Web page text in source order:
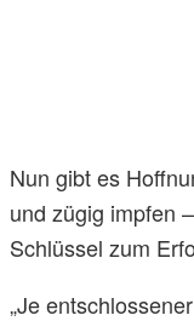
Nun gibt es
und zügig impfen
Schlüssel zum
„Je